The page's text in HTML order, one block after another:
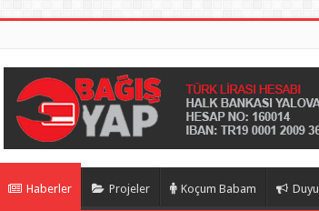
Haberler Projeler Koçum Babam